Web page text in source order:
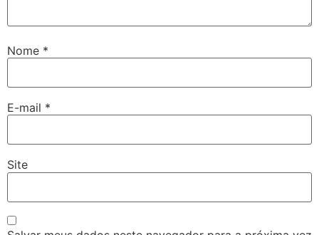
Nome *
E-mail *
Site